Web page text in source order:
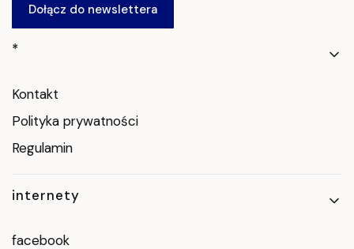
Dołącz do newslettera
Linki w stopce
*
Kontakt
Polityka prywatności
Regulamin
internety
facebook